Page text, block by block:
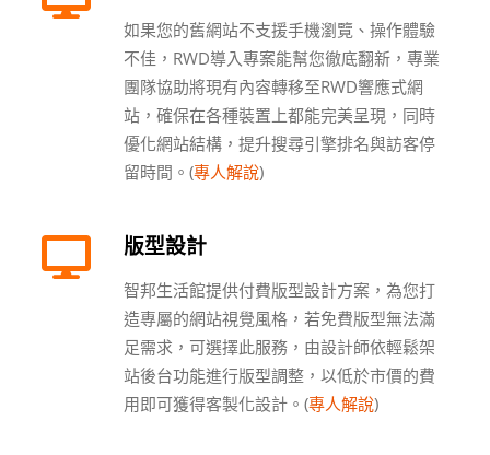
如果您的舊網站不支援手機瀏覽、操作體驗
不佳，RWD導入專案能幫您徹底翻新，專業
團隊協助將現有內容轉移至RWD響應式網
站，確保在各種裝置上都能完美呈現，同時
優化網站結構，提升搜尋引擎排名與訪客停
留時間。(專人解說)
版型設計
智邦生活館提供付費版型設計方案，為您打
造專屬的網站視覺風格，若免費版型無法滿
足需求，可選擇此服務，由設計師依輕鬆架
站後台功能進行版型調整，以低於市價的費
用即可獲得客製化設計。(專人解說)